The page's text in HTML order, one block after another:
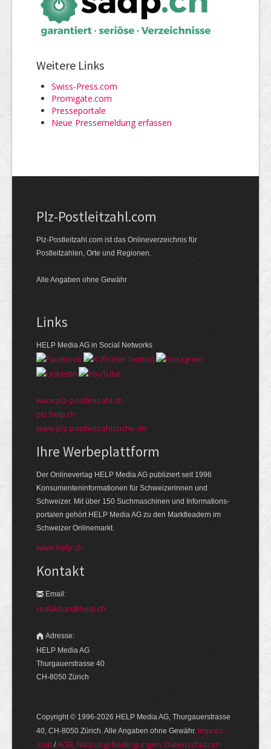
Weitere Links
Swiss-Press.com
Promigate.com
Presseportale
Neue Pressemeldung erfassen
Plz-Postleitzahl.com
Plz-Postleitzahl.com ist das Onlineverzeichnis für
Postleitzahlen, Orte und Regionen.
Alle Angaben ohne Gewähr
Links
HELP Media AG in Social Networks
www.plz-postleitzahl.ch
plz.help.ch
www.plz-postleitzahlsuche.de
Ihre Werbeplattform
Der Onlineverlag HELP Media AG publiziert seit 1996
Konsumenten­informationen für Schweizerinnen und
Schweizer. Mit über 150 Suchmaschinen und Informations­
portalen gehört HELP Media AG zu den Markt­leadern im
Schweizer Onlinemarkt.
www.help.ch
Kontakt
Email:
redaktion@help.ch
Adresse:
HELP Media AG
Thurgauerstrasse 40
CH-8050 Zürich
Copyright © 1996-2026 HELP Media AG, Thurgauer­strasse
40, CH-8050 Zürich. Alle Angaben ohne Gewähr. Im­pres­
sum /AGB, Nut­zungs­bedin­gungen, Daten­schutz­er­